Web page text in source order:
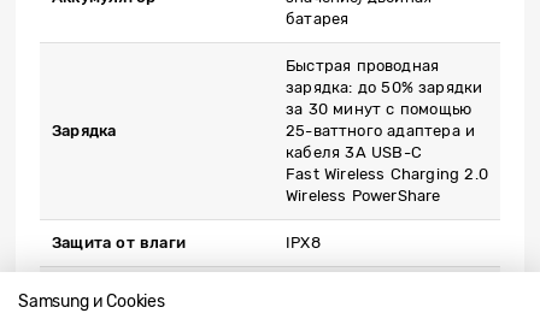
Samsung и Cookies
батарея
Зарядка
Быстрая проводная
зарядка: до 50% зарядки
за 30 минут с помощью
25-ваттного адаптера и
кабеля 3A USB-C
Fast Wireless Charging 2.0
Wireless PowerShare
Защита от влаги IPX8
ОС